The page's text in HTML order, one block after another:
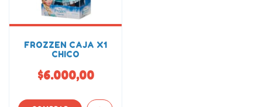
FROZZEN CAJA X1
CHICO
$6.000,00